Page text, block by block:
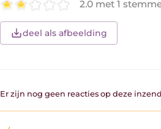
2.0 met 1
deel als afbeelding
Er zijn nog geen reacties op deze